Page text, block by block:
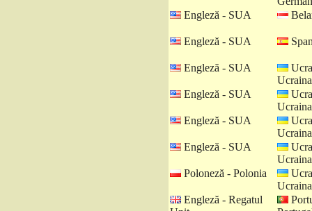
Engleză - SUA
Engleză - SUA
Engleză - SUA
Ucraina
Engleză - SUA
Ucraina
Engleză - SUA
Ucraina
Engleză - SUA
Ucraina
Poloneză - Polonia
Ucraina
Engleză - Regatul